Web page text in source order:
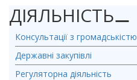
ДІЯЛЬНІСТЬ⚊
Консультації з громадськістю
Державні закупівлі
Регуляторна діяльність